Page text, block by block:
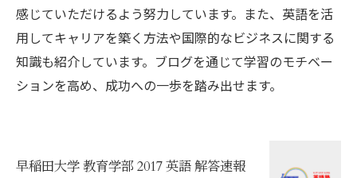
感じていただけるよう努力しています。また、英語を活
用してキャリアを築く方法や国際的なビジネスに関する
知識も紹介しています。ブログを通じて学習のモチベー
ションを高め、成功への一歩を踏み出せます。
早稲田大学 教育学部 2017 英語 解答速報